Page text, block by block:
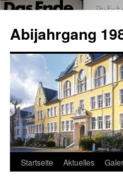
Abijahrgang
Startseite Aktuelles